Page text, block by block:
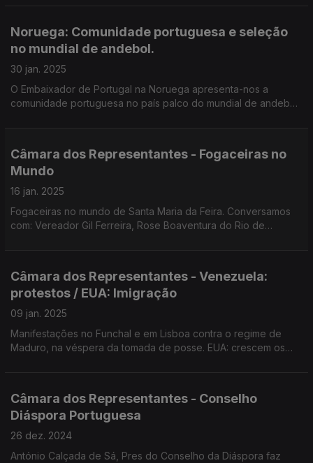
Noruega: Comunidade portuguesa e seleção
no mundial de andebol.
30 jan. 2025
O Embaixador de Portugal na Noruega apresenta-nos a
comunidade portuguesa no país palco do mundial de andebol
Câmara dos Representantes - Fogaceiras no
Mundo
16 jan. 2025
Fogaceiras no mundo de Santa Maria da Feira. Conversamos
com: Vereador Gil Ferreira, Rose Boaventura do Rio de
Câmara dos Representantes - Venezuela:
protestos / EUA: Imigração
09 jan. 2025
Manifestações no Funchal e em Lisboa contra o regime de
Maduro, na véspera da tomada de posse. EUA: crescem os
Câmara dos Representantes - Conselho
Diáspora Portuguesa
26 dez. 2024
António Calçada de Sá, Pres do Conselho da Diáspora faz